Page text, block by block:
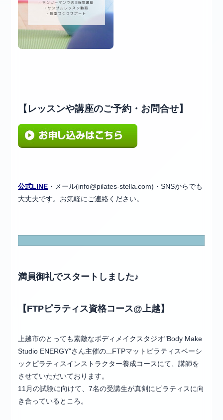
【レッスンや講座のご予約・お問合せ】
公式LINE ・メール(info@pilates-stella.com)・SNSからでも
大丈夫です。お気軽にご連絡ください。
満員御礼でスタートしました♪
【FTPピラティス資格コース@上越】
上越市のとっても素敵なボディメイクスタジオ"Body Make
Studio ENERGY"さん主催の...FTPマットピラティスベーシ
ックピラティスインストラクター養成コースにて、講師を
させていただいております。
11月の試験に向けて、7名の受講生が真剣にピラティスに向
き合っているところ。